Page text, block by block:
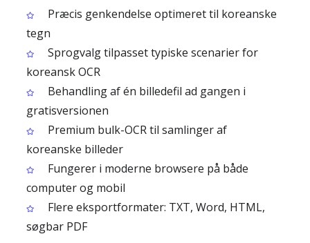
Præcis genkendelse optimeret til koreanske
tegn
Sprogvalg tilpasset typiske scenarier for
koreansk OCR
Behandling af én billedefil ad gangen i
gratisversionen
Premium bulk-OCR til samlinger af
koreanske billeder
Fungerer i moderne browsere på både
computer og mobil
Flere eksportformater: TXT, Word, HTML,
søgbar PDF